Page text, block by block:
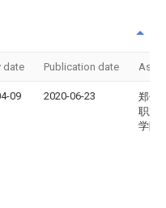
date Publication date
09 2020-06-23
郑州
职业
学院